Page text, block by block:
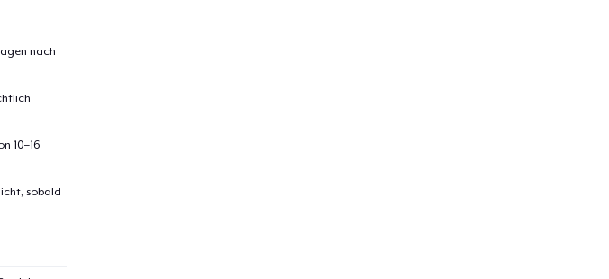
nach
10–16
sobald